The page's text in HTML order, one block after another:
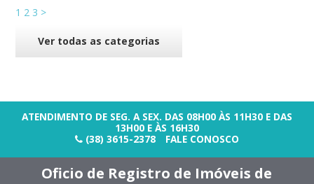
1 2 3 >
Ver todas as categorias
ATENDIMENTO DE SEG. A SEX. DAS 08H00 ÀS 11H30 E DAS
13H00 E ÀS 16H30
(38) 3615-2378
FALE CONOSCO
Oficio de Registro de Imóveis de